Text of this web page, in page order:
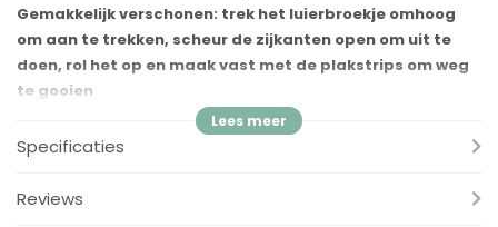
Gemakkelijk verschonen: trek het luierbroekje omhoog
om aan te trekken, scheur de zijkanten open om uit te
doen, rol het op en maak vast met de plakstrips om weg
te gooien
Je baby is een kleine kampioen die elke dag de wereld verkent!
Je baby heeft onze Baby-Dry Pants nodig die de beste
past zich aan het lichaam aan om openingen en lekken te
Specificaties
Reviews